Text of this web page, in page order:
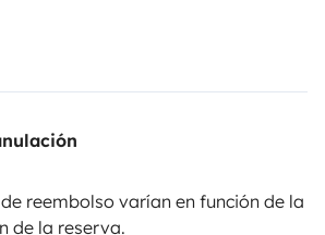
reembolso varían en función de la
de la reserva.